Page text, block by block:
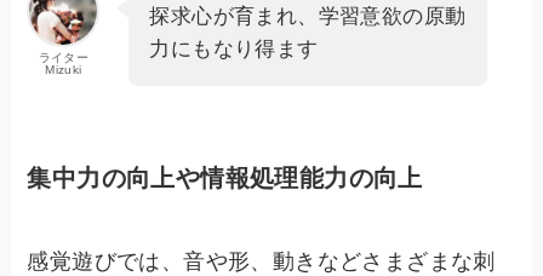
ライター
Mizuki
探求心が育まれ、学習意欲の原動
力にもなり得ます
集中力の向上や情報処理能力の向上
感覚遊びでは、音や形、動きなどさまざまな刺